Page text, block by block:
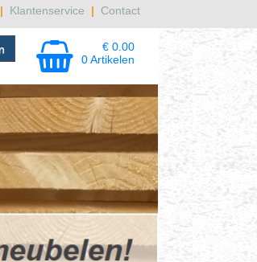
| Klantenservice | Contact
€ 0.00
0 Artikelen